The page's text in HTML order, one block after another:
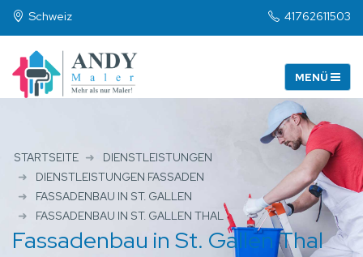
Schweiz 41762611503
STARTSEITE
DIENSTLEISTUNGEN
DIENSTLEISTUNGEN FASSADEN
FASSADENBAU IN ST. GALLEN
FASSADENBAU IN ST. GALLEN THAL
Fassadenbau in St. Gallen Thal